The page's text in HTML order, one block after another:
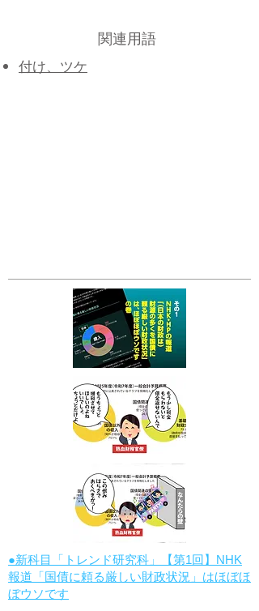
関連用語
​付け、ツケ
●新科目「トレンド研究科」【第1回】NHK
報道「国債に頼る厳しい財政状況」はほぼほ
ぼウソです